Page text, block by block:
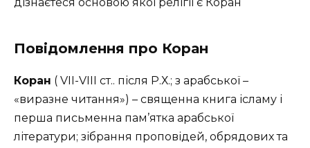
Повідомлення про Коран
Коран ( VII-VIII ст.. після Р.Х.; з арабської –
«виразне читання») – священна книга ісламу і
перша письменна пам’ятка арабської
літератури; зібрання проповідей, обрядових та